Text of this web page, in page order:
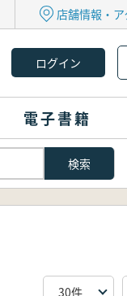
店舗情報・
電子書籍